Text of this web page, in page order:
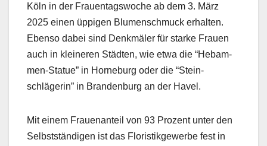
Köln in der Frauen­tagswoche ab dem 3. März
2025 einen üppi­gen Blu­men­schmuck erhal­ten.
Eben­so dabei sind Denkmäler für starke Frauen
auch in kleineren Städten, wie etwa die “Hebam­
men-Stat­ue” in Horneb­urg oder die “Stein­
schlägerin” in Bran­den­burg an der Hav­el.
Mit einem Frauenan­teil von 93 Prozent unter den
Selb­st­ständi­gen ist das Floris­tikgewerbe fest in